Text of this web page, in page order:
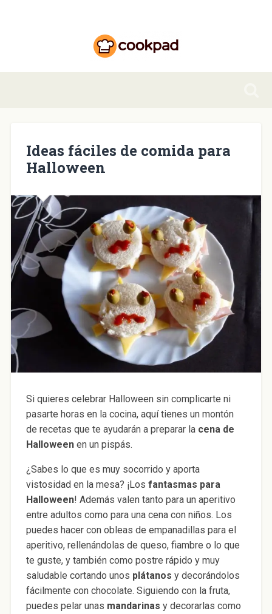
Ideas fáciles de comida para
Halloween
Si quieres celebrar Halloween sin complicarte ni
pasarte horas en la cocina, aquí tienes un montón
de recetas que te ayudarán a preparar la cena de
Halloweenen un pispás.
¿Sabes lo que es muy socorrido y aporta
vistosidad en la mesa? ¡Los fantasmas para
Halloween! Además valen tanto para un aperitivo
entre adultos como para una cena con niños. Los
puedes hacer con obleas de empanadillas para el
aperitivo, rellenándolas de queso, fiambre o lo que
te guste, y también como postre rápido y muy
saludable cortando unos plátanos y decorándolos
fácilmente con chocolate. Siguiendo con la fruta,
puedes pelar unas mandarinas y decorarlas como